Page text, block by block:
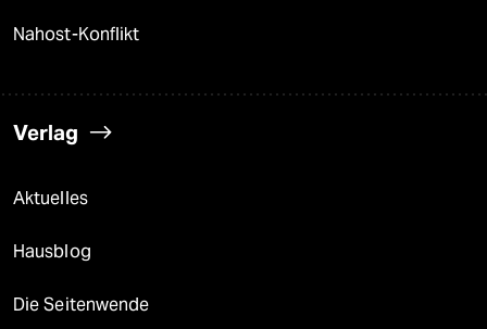
Nahost-Konflikt
Verlag
Aktuelles
Hausblog
Die Seitenwende